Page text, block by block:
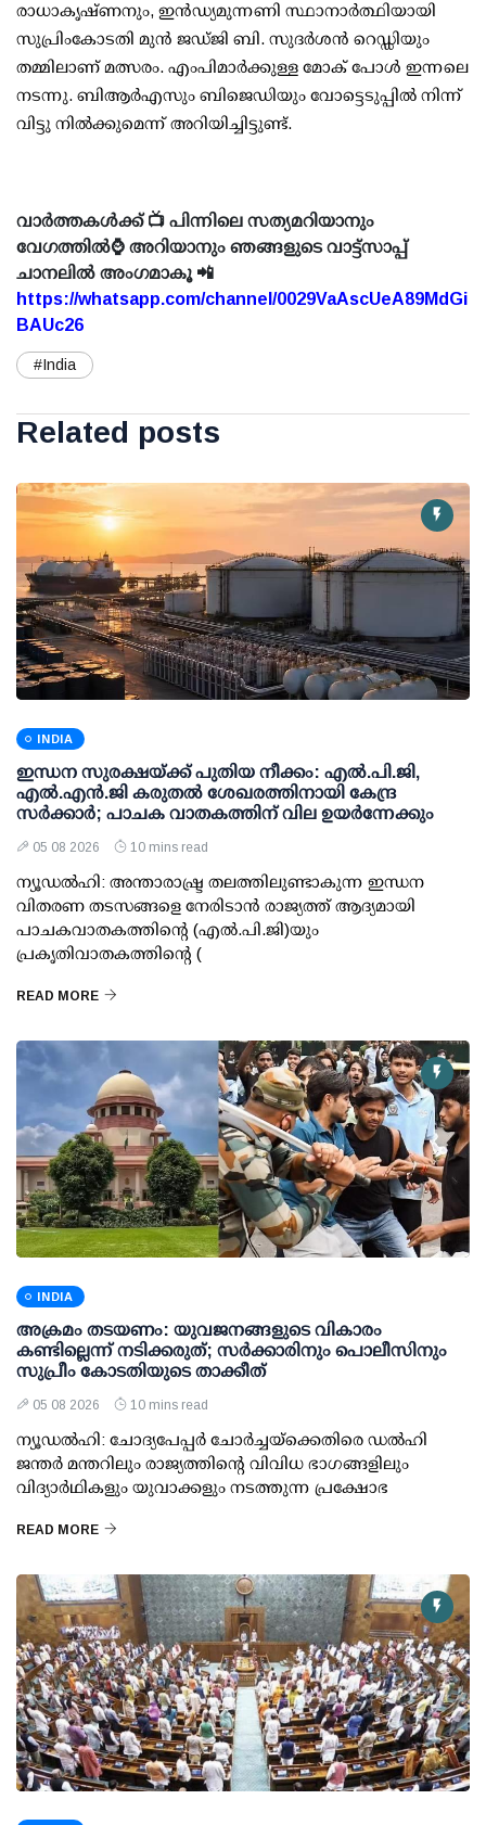
രാധാകൃഷ്ണനും, ഇന്‍ഡ്യമുന്നണി സ്ഥാനാര്‍ത്ഥിയായി
സുപ്രിംകോടതി മുന്‍ ജഡ്ജി ബി. സുദര്‍ശന്‍ റെഡ്ഡിയും
തമ്മിലാണ് മത്സരം. എംപിമാര്‍ക്കുള്ള മോക് പോള്‍ ഇന്നലെ
നടന്നു. ബിആര്‍എസും ബിജെഡിയും വോട്ടെടുപ്പില്‍ നിന്ന്
വിട്ടു നില്‍ക്കുമെന്ന് അറിയിച്ചിട്ടുണ്ട്.
വാർത്തകൾക്ക് 📺 പിന്നിലെ സത്യമറിയാനും
വേഗത്തിൽ⌚ അറിയാനും ഞങ്ങളുടെ വാട്ട്സാപ്പ്
ചാനലിൽ അംഗമാകൂ 📲
https://whatsapp.com/channel/0029VaAscUeA89MdGi
BAUc26
#India
Related posts
INDIA
ഇന്ധന സുരക്ഷയ്ക്ക് പുതിയ നീക്കം: എല്‍.പി.ജി,
എല്‍.എന്‍.ജി കരുതല്‍ ശേഖരത്തിനായി കേന്ദ്ര
സര്‍ക്കാര്‍; പാചക വാതകത്തിന് വില ഉയര്‍ന്നേക്കും
05 08 2026 10 mins read
ന്യൂഡല്‍ഹി: അന്താരാഷ്ട്ര തലത്തിലുണ്ടാകുന്ന ഇന്ധന
വിതരണ തടസങ്ങളെ നേരിടാന്‍ രാജ്യത്ത് ആദ്യമായി
പാചകവാതകത്തിന്റെ (എല്‍.പി.ജി)യും
പ്രകൃതിവാതകത്തിന്റെ (
READ MORE
INDIA
അക്രമം തടയണം: യുവജനങ്ങളുടെ വികാരം
കണ്ടില്ലെന്ന് നടിക്കരുത്; സര്‍ക്കാരിനും പൊലീസിനും
സുപ്രീം കോടതിയുടെ താക്കീത്
05 08 2026 10 mins read
ന്യൂഡല്‍ഹി: ചോദ്യപേപ്പര്‍ ചോര്‍ച്ചയ്ക്കെതിരെ ഡല്‍ഹി
ജന്തര്‍ മന്തറിലും രാജ്യത്തിന്റെ വിവിധ ഭാഗങ്ങളിലും
വിദ്യാര്‍ഥികളും യുവാക്കളും നടത്തുന്ന പ്രക്ഷോഭ
READ MORE